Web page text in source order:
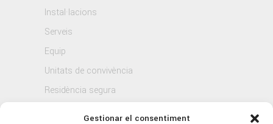
Gestionar el consentiment
Instal·lacions
Serveis
Equip
Unitats de convivència
Residència segura